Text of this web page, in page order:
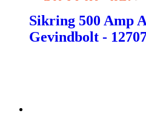
Sikring 500 Amp
Gevindbolt -